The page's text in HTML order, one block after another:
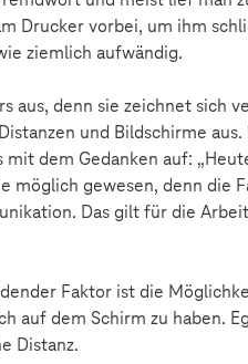
Drucker vorbei, um ihm
ziemlich aufwändig.
aus, denn sie zeichnet sich
und Bildschirme aus.
dem Gedanken auf:
möglich gewesen, denn die
Das gilt für die
Faktor ist die
auf dem Schirm zu haben.
Distanz.